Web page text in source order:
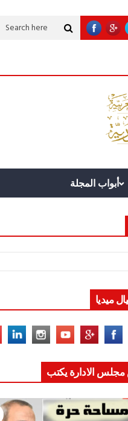
عملاقة؟ قوة الدولة.. عندما يصبح
أبواب المجلة
ميديا
الادارة يكتب